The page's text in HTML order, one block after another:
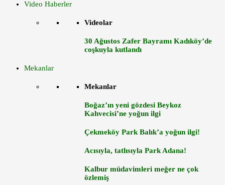
Video Haberler
Videolar
30 Ağustos Zafer Bayramı Kadıköy’de
coşkuyla kutlandı
Mekanlar
Mekanlar
Boğaz’ın yeni gözdesi Beykoz
Kahvecisi’ne yoğun ilgi
Çekmeköy Park Balık’a yoğun ilgi!
Acısıyla, tatlısıyla Park Adana!
Kalbur müdavimleri meğer ne çok
özlemiş